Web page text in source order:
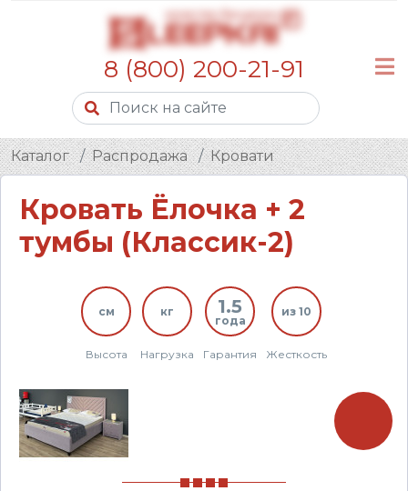
8 (800) 200-21-91
Каталог Распродажа Кровати
Кровать Ёлочка + 2
тумбы (Классик-2)
см
Высота
кг
Нагрузка
1.5
года
Гарантия
из 10
Жесткость